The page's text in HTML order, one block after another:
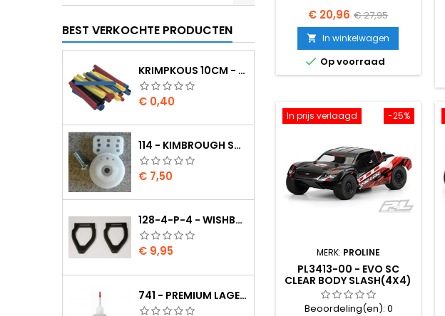
BEST VERKOCHTE PRODUCTEN
KRIMPKOUS 10CM - 4,8 / 2,4 ZWART 2:1
Prijs
€ 0,40
114 - KIMBROUGH SMALL SERVO SAVER - 25 SPLINE DRIVE - FUTABA
Prijs
€ 7,50
128-4-P-4 - WISHBONE UPPER BODY EVO2
Prijs
€ 9,95
741 - PREMIUM LAGER OLIE
Prijs
€ 20,96 Normale
prijs
€ 27,95
 In winkelwagen
 Op voorraad
-25%
In prijs verlaagd
MERK: PROLINE
PL3413-00 - EVO SC
CLEAR BODY SLASH(4X4)
Beoordeling(en):0